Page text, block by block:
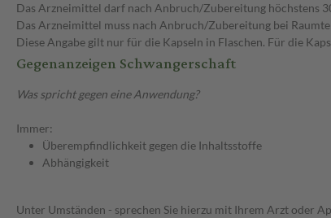
Das Arzneimittel darf nach Anbruch/Zubereitung höchstens
Das Arzneimittel muss nach Anbruch/Zubereitung bei
Diese Angabe gilt nur für die Kapseln in Flaschen. Für die
Gegenanzeigen Schwangerschaft
Was spricht gegen eine Anwendung?
Immer:
Überempfindlichkeit gegen die Inhaltsstoffe
Abhängigkeit
Unter Umständen - sprechen Sie hierzu mit Ihrem Arzt oder